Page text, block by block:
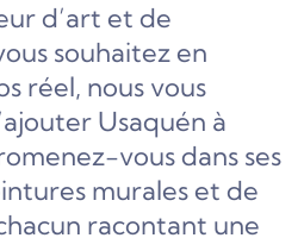
d’art et de
souhaitez en
réel, nous vous
Usaquén à
vous dans ses
murales et de
racontant une